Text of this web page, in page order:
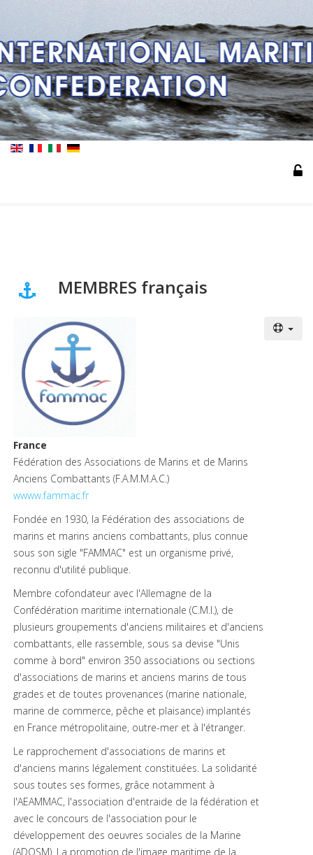
MEMBRES français
France
Fédération des Associations de Marins et de Marins
Anciens Combattants (F.A.M.M.A.C.)
wwww.fammac.fr
Fondée en 1930, la Fédération des associations de
marins et marins anciens combattants, plus connue
sous son sigle "FAMMAC" est un organisme privé,
reconnu d'utilité publique.
Membre cofondateur avec l'Allemagne de la
Confédération maritime internationale (C.M.I.), de
plusieurs groupements d'anciens militaires et d'anciens
combattants, elle rassemble, sous sa devise "Unis
comme à bord" environ 350 associations ou sections
d'associations de marins et anciens marins de tous
grades et de toutes provenances (marine nationale,
marine de commerce, pêche et plaisance) implantés
en France métropolitaine, outre-mer et à l'étranger.
Le rapprochement d'associations de marins et
d'anciens marins légalement constituées. La solidarité
sous toutes ses formes, grâce notamment à
l'AEAMMAC, l'association d'entraide de la fédération et
avec le concours de l'association pour le
développement des oeuvres sociales de la Marine
(ADOSM). La promotion de l'image maritime de la